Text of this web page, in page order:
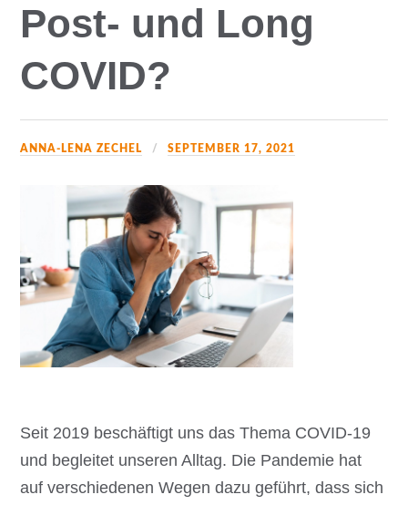
Post- und Long
COVID?
ANNA-LENA ZECHEL SEPTEMBER 17, 2021
Seit 2019 beschäftigt uns das Thema COVID-19
und begleitet unseren Alltag. Die Pandemie hat
auf verschiedenen Wegen dazu geführt, dass sich